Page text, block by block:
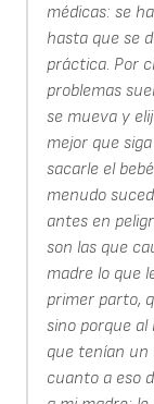
médicas: se
hasta que se
práctica. Por
problemas
se mueva y
mejor que
sacarle el
menudo
antes en
son las que
madre lo que
primer parto,
sino porque al
que tenían un
cuanto a eso